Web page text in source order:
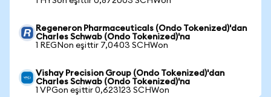
Regeneron Pharmaceuticals (Ondo Tokenized)'dan
Charles Schwab (Ondo Tokenized)'na
1 REGNon eşittir 7,0403 SCHWon
Vishay Precision Group (Ondo Tokenized)'dan
Charles Schwab (Ondo Tokenized)'na
1 VPGon eşittir 0,623123 SCHWon